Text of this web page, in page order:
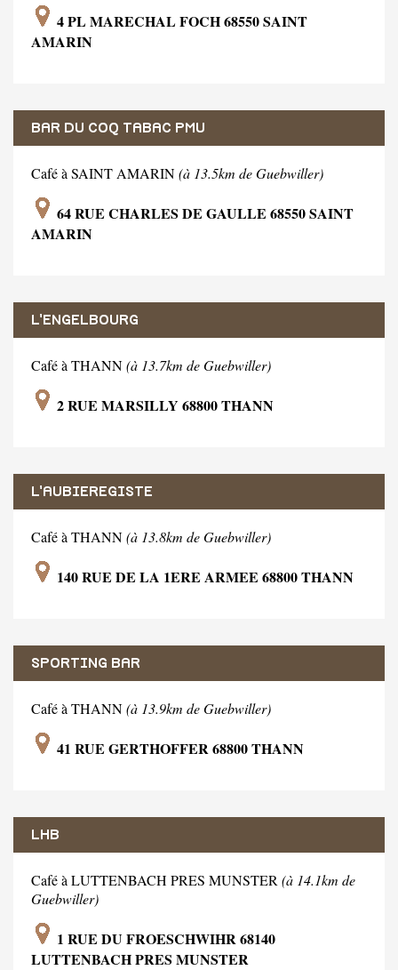
4 PL MARECHAL FOCH 68550 SAINT
AMARIN
BAR DU COQ TABAC PMU
Café à SAINT AMARIN(à 13.5km de Guebwiller)
64 RUE CHARLES DE GAULLE 68550 SAINT
AMARIN
L'ENGELBOURG
Café à THANN(à 13.7km de Guebwiller)
2 RUE MARSILLY 68800 THANN
L'AUBIEREGISTE
Café à THANN(à 13.8km de Guebwiller)
140 RUE DE LA 1ERE ARMEE 68800 THANN
SPORTING BAR
Café à THANN(à 13.9km de Guebwiller)
41 RUE GERTHOFFER 68800 THANN
LHB
Café à LUTTENBACH PRES MUNSTER (à 14.1km de
Guebwiller)
1 RUE DU FROESCHWIHR 68140
LUTTENBACH PRES MUNSTER